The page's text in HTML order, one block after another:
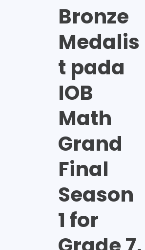
Bronze
Medalis
t pada
IOB
Math
Grand
Final
Season
1 for